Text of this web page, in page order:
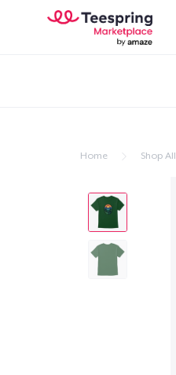
Home Shop All